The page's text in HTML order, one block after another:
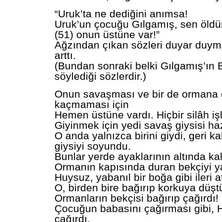
“Uruk’ta ne dediğini anımsa!
Uruk’un çocuğu Gılgamış, sen
(51) onun üstüne var!”
Ağzından çıkan sözleri duyar
arttı.
(Bundan sonraki belki Gılgamış’ın
söylediği sözlerdir.)
Onun savaşması ve bir de ormana
kaçmaması için
Hemen üstüne vardı. Hiçbir silâh
Giyinmek için yedi savaş giysisi
O anda yalnızca birini giydi, geri
giysiyi soyundu.
Bunlar yerde ayaklarının altında
Ormanın kapısında duran bekçiyi
Huysuz, yabanıl bir boğa gibi ileri
O, birden bire bağırıp korkuya
Ormanların bekçisi bağırıp çağırdı!
Çocuğun babasını çağırması gibi,
çağırdı.